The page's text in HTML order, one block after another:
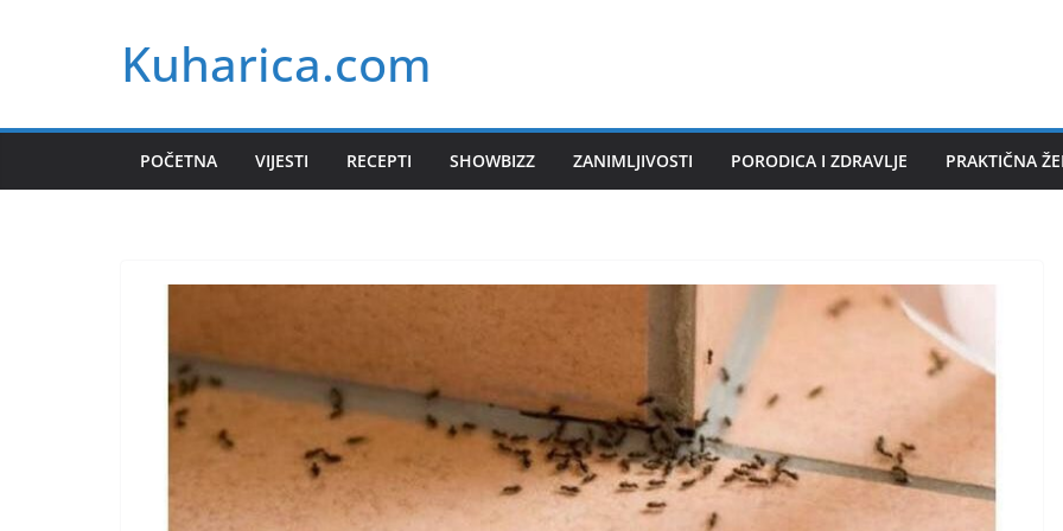
Kuharica.com
POČETNA VIJESTI RECEPTI SHOWBIZZ ZANIMLJIVOSTI PORODICA I ZDRAVLJE PRAKTIČNA